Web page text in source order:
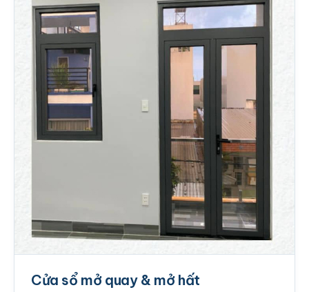
Cửa sổ mở quay & mở hất